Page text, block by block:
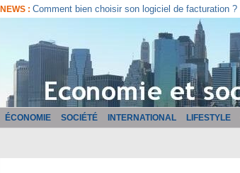
NEWS : Comment bien choisir son logiciel de facturation ?
ÉCONOMIE SOCIÉTÉ INTERNATIONAL LIFESTYLE